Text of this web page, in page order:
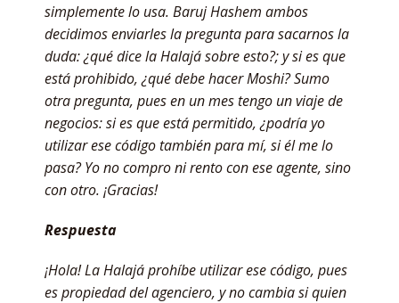
simplemente lo usa. Baruj Hashem ambos
decidimos enviarles la pregunta para sacarnos la
duda: ¿qué dice la Halajá sobre esto?; y si es que
está prohibido, ¿qué debe hacer Moshi? Sumo
otra pregunta, pues en un mes tengo un viaje de
negocios: si es que está permitido, ¿podría yo
utilizar ese código también para mí, si él me lo
pasa? Yo no compro ni rento con ese agente, sino
con otro. ¡Gracias!
Respuesta
¡Hola! La Halajá prohíbe utilizar ese código, pues
es propiedad del agenciero, y no cambia si quien